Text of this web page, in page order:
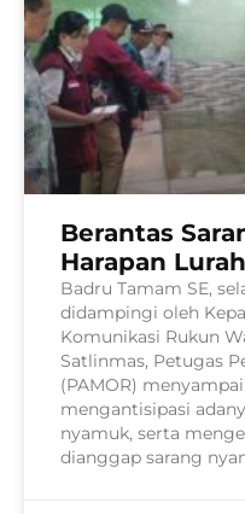
Berantas
Harapan
Badru Tamam SE,
didampingi oleh
Komunikasi Rukun
Satlinmas, Petugas
(PAMOR)
mengantisipasi
nyamuk, serta
dianggap sarang